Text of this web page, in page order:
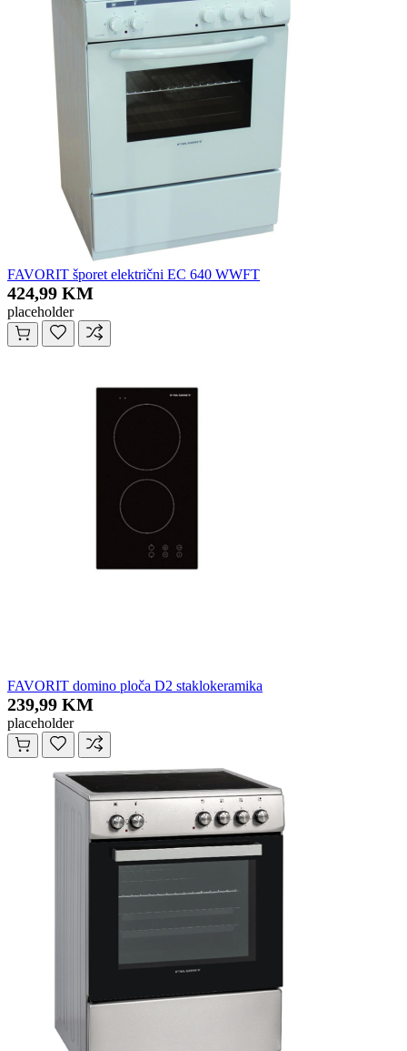
FAVORIT šporet električni EC 640 WWFT
424,99 KM
placeholder
FAVORIT domino ploča D2 staklokeramika
239,99 KM
placeholder